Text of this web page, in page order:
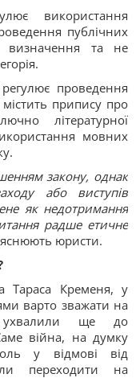
використання
публічних
визначення та не
проведення
припису про
літературної
мовних
закону, однак
або виступів
як недотримання
радше етичне
юристи.
Тараса Кременя, у
варто зважати на
ще до
війна, на думку
у відмові від
переходити на